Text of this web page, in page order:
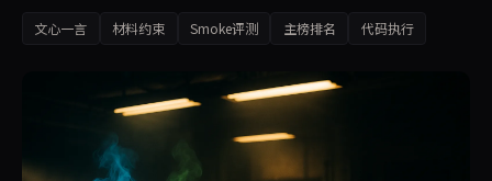
文心一言 材料约束 Smoke评测 主榜排名 代码执行